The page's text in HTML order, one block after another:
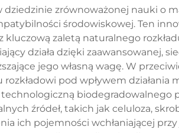
zrównoważonej nauki o
środowiskowej. Ten
zaletą naturalnego
działa dzięki zaawansowanej,
jego własną wagę. W
pod wpływem działania
biodegradowalnego
źródeł, takich jak celuloza,
ich pojemności wchłaniającej